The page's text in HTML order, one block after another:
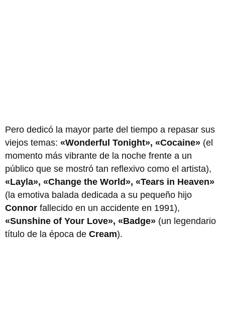
Pero dedicó la mayor parte del tiempo a repasar sus
viejos temas: «Wonderful Tonight», «Cocaine» (el
momento más vibrante de la noche frente a un
público que se mostró tan reflexivo como el artista),
«Layla», «Change the World», «Tears in Heaven»
(la emotiva balada dedicada a su pequeño hijo
Connor fallecido en un accidente en 1991),
«Sunshine of Your Love», «Badge» (un legendario
título de la época de Cream).